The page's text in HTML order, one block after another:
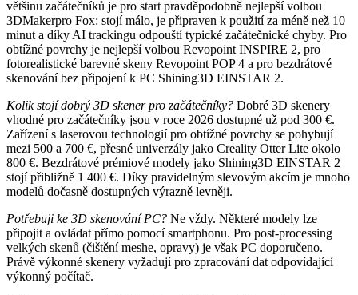
většinu začátečníků je pro start pravděpodobně nejlepší volbou
3DMakerpro Fox: stojí málo, je připraven k použití za méně než 10
minut a díky AI trackingu odpouští typické začátečnické chyby. Pro
obtížné povrchy je nejlepší volbou Revopoint INSPIRE 2, pro
fotorealistické barevné skeny Revopoint POP 4 a pro bezdrátové
skenování bez připojení k PC Shining3D EINSTAR 2.
Kolik stojí dobrý 3D skener pro začátečníky? Dobré 3D skenery
vhodné pro začátečníky jsou v roce 2026 dostupné už pod 300 €.
Zařízení s laserovou technologií pro obtížné povrchy se pohybují
mezi 500 a 700 €, přesné univerzály jako Creality Otter Lite okolo
800 €. Bezdrátové prémiové modely jako Shining3D EINSTAR 2
stojí přibližně 1 400 €. Díky pravidelným slevovým akcím je mnoho
modelů dočasně dostupných výrazně levněji.
Potřebuji ke 3D skenování PC? Ne vždy. Některé modely lze
připojit a ovládat přímo pomocí smartphonu. Pro post-processing
velkých skenů (čištění meshe, opravy) je však PC doporučeno.
Právě výkonné skenery vyžadují pro zpracování dat odpovídající
výkonný počítač.